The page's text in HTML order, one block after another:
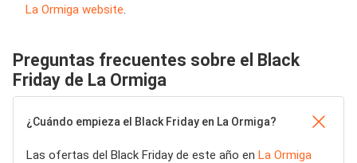
La Ormiga website.
Preguntas frecuentes sobre el Black
Friday de La Ormiga
¿Cuándo empieza el Black Friday en La Ormiga?
Las ofertas del Black Friday de este año en La Ormiga